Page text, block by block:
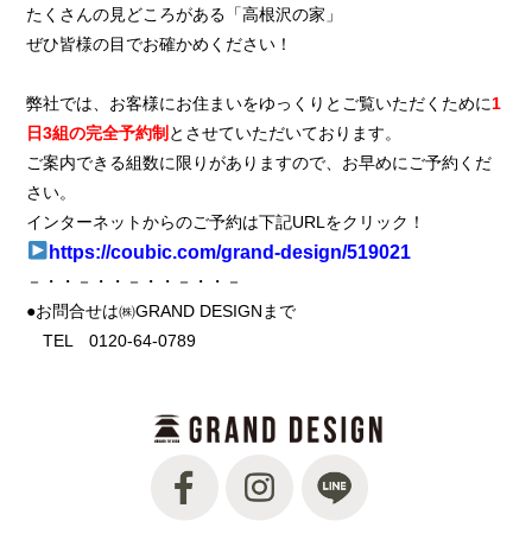
たくさんの見どころがある「高根沢の家」
ぜひ皆様の目でお確かめください！
弊社では、お客様にお住まいをゆっくりとご覧いただくために1
日3組の完全予約制 とさせていただいております。
ご案内できる組数に限りがありますので、お早めにご予約くだ
さい。
インターネットからのご予約は下記URLをクリック！
https://coubic.com/grand-design/519021
－・・－・・－・・－・・－
●お問合せは㈱GRAND DESIGNまで
TEL 0120-64-0789